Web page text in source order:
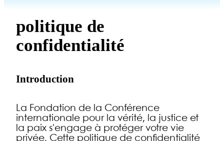
politique de
confidentialité
Introduction
La Fondation de la Conférence
internationale pour la vérité, la justice et
la paix s'engage à protéger votre vie
privée. Cette politique de confidentialité